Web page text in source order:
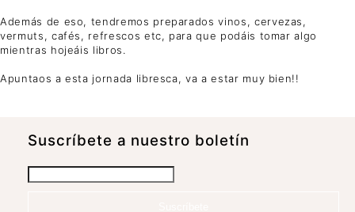
Además de eso, tendremos preparados vinos, cervezas,
vermuts, cafés, refrescos etc, para que podáis tomar algo
mientras hojeáis libros.
Apuntaos a esta jornada libresca, va a estar muy bien!!
Suscrí­bete a nuestro boletín